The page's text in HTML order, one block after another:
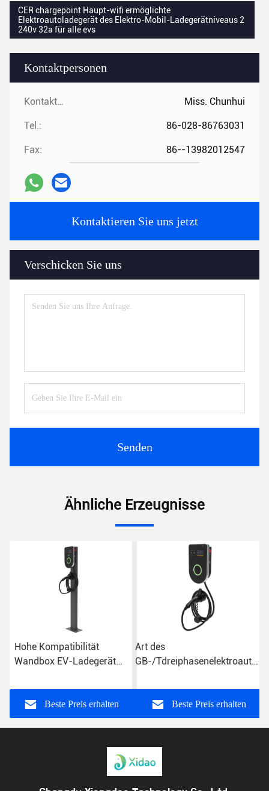
Kontaktpersonen
Kontaktpersonen: Miss. Chunhui
Tel.: 86-028-86763031
Fax: 86--13982012547
Kontaktieren Sie uns jetzt
Verschicken Sie uns
Senden
CER chargepoint Haupt-wifi ermöglichte
Elektroautoladegerät des Elektro-Mobil-Ladegerätniveaus 2
240v 32a für alle evs
Ähnliche Erzeugnisse
Hohe Kompatibilität
Wandbox EV-Ladegerät
Ladestation
Beste Preis erhalten
Art des
GB-/Tdreiphasenelektroauto-
Hauptaufladungspunkt
Beste Preis erhalten